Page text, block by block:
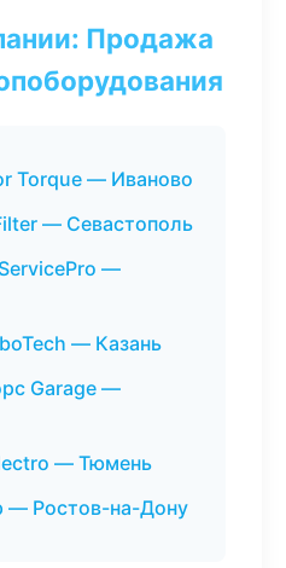
Продажа
Torque — Иваново
— Севастополь
—
— Казань
Garage —
— Тюмень
— Ростов-на-Дону